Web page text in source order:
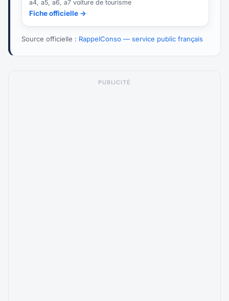
a4, a5, a6, a7 voiture de tourisme
Fiche officielle →
Source officielle : RappelConso — service public français
PUBLICITÉ